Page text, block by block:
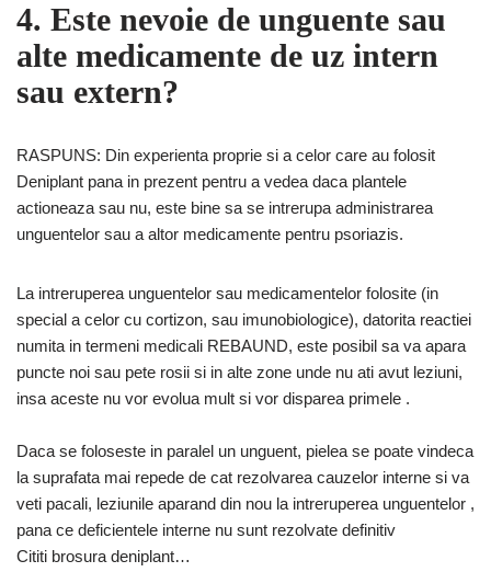
4. Este nevoie de unguente sau
alte medicamente de uz intern
sau extern?
RASPUNS: Din experienta proprie si a celor care au folosit
Deniplant pana in prezent pentru a vedea daca plantele
actioneaza sau nu, este bine sa se intrerupa administrarea
unguentelor sau a altor medicamente pentru psoriazis.
La intreruperea unguentelor sau medicamentelor folosite (in
special a celor cu cortizon, sau imunobiologice), datorita reactiei
numita in termeni medicali REBAUND, este posibil sa va apara
puncte noi sau pete rosii si in alte zone unde nu ati avut leziuni,
insa aceste nu vor evolua mult si vor disparea primele .
Daca se foloseste in paralel un unguent, pielea se poate vindeca
la suprafata mai repede de cat rezolvarea cauzelor interne si va
veti pacali, leziunile aparand din nou la intreruperea unguentelor ,
pana ce deficientele interne nu sunt rezolvate definitiv
Cititi brosura deniplant…